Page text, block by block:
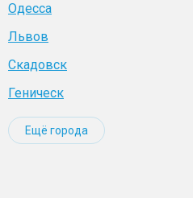
Одесса
Львов
Скадовск
Геническ
Ещё города